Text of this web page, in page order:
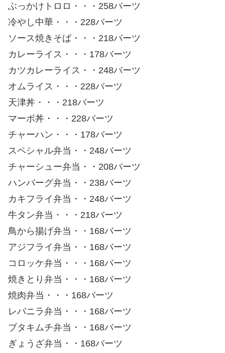
ぶっかけトロロ・・・258バーツ
冷やし中華・・・228バーツ
ソース焼きそば・・・218バーツ
カレーライス・・・178バーツ
カツカレーライス・・248バーツ
オムライス・・・228バーツ
天津丼・・・218バーツ
マーボ丼・・・228バーツ
チャーハン・・・178バーツ
スペシャル弁当・・248バーツ
チャーシュー弁当・・208バーツ
ハンバーグ弁当・・238バーツ
カキフライ弁当・・248バーツ
牛タン弁当・・・218バーツ
鳥から揚げ弁当・・168バーツ
アジフライ弁当・・168バーツ
コロッケ弁当・・・168バーツ
焼きとり弁当・・・168バーツ
焼肉弁当・・・168バーツ
レバニラ弁当・・・168バーツ
ブタキムチ弁当・・168バーツ
ぎょうざ弁当・・168バーツ